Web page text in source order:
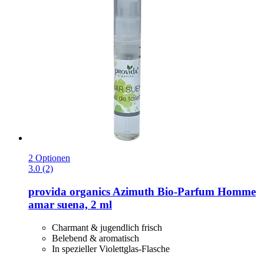
2 Optionen
3.0 (2)
provida organics Azimuth Bio-​Parfum Homme
amar suena, 2 ml
Charmant & jugendlich frisch
Belebend & aromatisch
In spezieller Violettglas-Flasche